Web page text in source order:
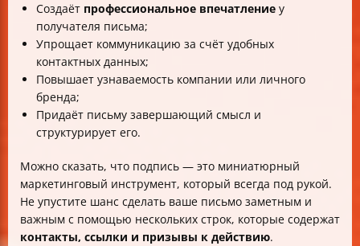
Создаёт профессиональное впечатление у
получателя письма;
Упрощает коммуникацию за счёт удобных
контактных данных;
Повышает узнаваемость компании или личного
бренда;
Придаёт письму завершающий смысл и
структурирует его.
Можно сказать, что подпись — это миниатюрный
маркетинговый инструмент, который всегда под рукой.
Не упустите шанс сделать ваше письмо заметным и
важным с помощью нескольких строк, которые содержат
контакты, ссылки и призывы к действию.